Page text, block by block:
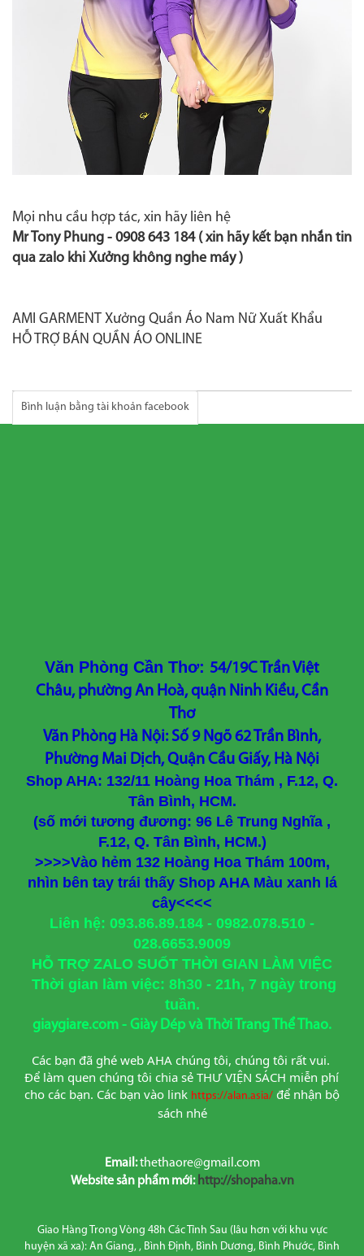
Mọi nhu cầu hợp tác, xin hãy liên hệ
Mr Tony Phung - 0908 643 184( xin hãy kết bạn nhắn tin
qua zalo khi Xưởng không nghe máy )
AMI GARMENT Xưởng Quần Áo Nam Nữ Xuất Khẩu
HỖ TRỢ BÁN QUẦN ÁO ONLINE
Bình luận bằng tài khoản facebook
Văn Phòng Cần Thơ: 54/19C Trần Việt
Châu, phường An Hoà, quận Ninh Kiều, Cần
Thơ
Văn Phòng Hà Nội: Số 9 Ngõ 62 Trần Bình,
Phường Mai Dịch, Quận Cầu Giấy, Hà Nội
Shop AHA: 132/11 Hoàng Hoa Thám , F.12, Q.
Tân Bình, HCM.
(số mới tương đương: 96 Lê Trung Nghĩa ,
F.12, Q. Tân Bình, HCM.)
>>>>Vào hẻm 132 Hoàng Hoa Thám 100m,
nhìn bên tay trái thấy Shop AHA Màu xanh lá
cây<<<<
Liên hệ: 093.86.89.184 - 0982.078.510 -
028.6653.9009
HỖ TRỢ ZALO SUỐT THỜI GIAN LÀM VIỆC
Thời gian làm việc: 8h30 - 21h, 7 ngày trong
tuần.
giaygiare.com - Giày Dép và Thời Trang Thể Thao.
Các bạn đã ghé web AHA chúng tôi, chúng tôi rất vui.
Để làm quen chúng tôi chia sẻ THƯ VIỆN SÁCH miễn phí
cho các bạn. Các bạn vào link https://alan.asia/ để nhận bộ
sách nhé
Email:thethaore@gmail.com
Website sản phẩm mới: http://shopaha.vn
Giao Hàng Trong Vòng 48h Các Tỉnh Sau (lâu hơn với khu vực
huyện xã xa): An Giang, , Bình Định, Bình Dương, Bình Phước, Bình